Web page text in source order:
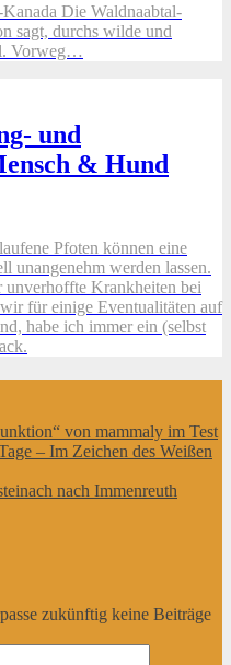
Die Waldnaabtal-
sagt, durchs wilde und
Vorweg…
und
& Hund
Pfoten können eine
unangenehm werden lassen.
unverhoffte Krankheiten bei
für einige Eventualitäten auf
habe ich immer ein (selbst
von mammaly im Test
– Im Zeichen des Weißen
nach Immenreuth
zukünftig keine Beiträge